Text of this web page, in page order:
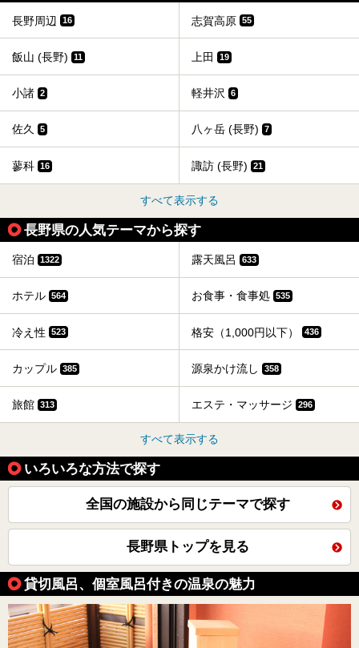
長野周辺 16 志賀高原 55
飯山 (長野) 11 上田 19
小諸 2 軽井沢 6
佐久 5 八ヶ岳 (長野) 7
蓼科 16 諏訪 (長野) 21
すべて表示する
長野県の人気テーマから探す
宿泊 1322 露天風呂 633
ホテル 564 お食事・食事処 535
冷え性 523 格安（1,000円以下） 436
カップル 385 源泉かけ流し 358
旅館 313 エステ・マッサージ 296
すべて表示する
いろいろな方法で探す
全国の施設から同じテーマで探す
長野県トップを見る
貸切風呂、個室風呂付きの温泉の魅力